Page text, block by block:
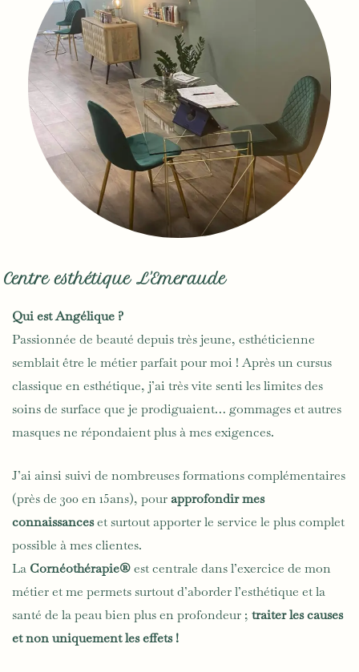
Centre esthétique L'Emeraude
Qui est Angélique ?
Passionnée de beauté depuis très jeune, esthéticienne
semblait être le métier parfait pour moi ! Après un cursus
classique en esthétique, j’ai très vite senti les limites des
soins de surface que je prodiguaient… gommages et autres
masques ne répondaient plus à mes exigences.
J’ai ainsi suivi de nombreuses formations complémentaires
(près de 300 en 15ans), pourapprofondir mes
connaissanceset surtout apporter le service le plus complet
possible à mes clientes.
La Cornéothérapie®est centrale dans l’exercice de mon
métier et me permets surtout d’aborder l’esthétique et la
santé de la peau bien plus en profondeur ; traiter les causes
et non uniquement les effets !